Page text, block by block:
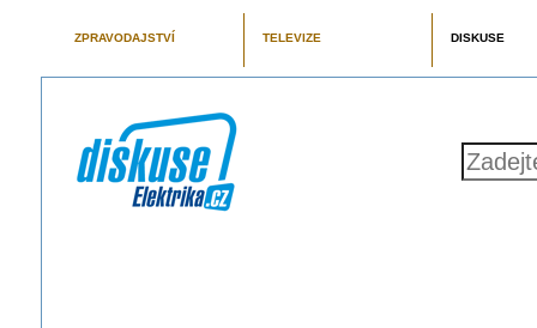
ZPRAVODAJSTVÍ TELEVIZE DISKUSE